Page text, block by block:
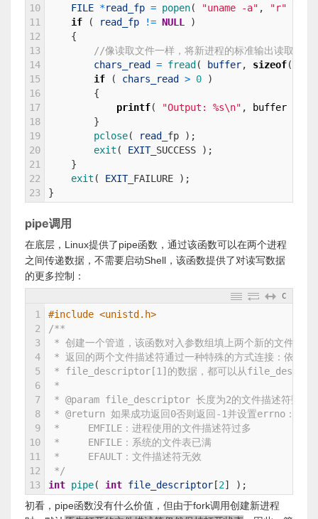
10
11
12
13
14
15
16
17
18
19
20
21
22
23
FILE *read_fp = popen( "uname -a" , "r"
if
( read_fp != NULL
)
{
//像读取文件一样，将新进程的标准输出读取到缓
chars_read
= fread ( buffer, sizeof(
if
( chars_read > 0
)
{
printf( "Output: %s\n" , buffer
}
pclose( read fp ) ;
exit ( EXIT_ SUCCESS ) ;
}
exit ( EXIT_ FAILURE ) ;
}
pipe调用
在底层，Linux提供了pipe函数，通过该函数可以在两个进程
之间传递数据，不需要启动Shell，该函数提供了对读写数据
的更多控制：
C
1
2
3
4
5
6
7
8
9
10
11
12
13
#include <unistd.h>
/**
* 创建一个管道，该函数对入参数组填上两个新的文件描述
* 返回的两个文件描述符通过一种特殊的方式连接：依据
* file_descriptor[1]的数据，都可以从
*
* @param file_descriptor 长度为2的文件描述符数组
* @return 如果成功返回0否则返回-1并设置errno：
*     EMFILE：进程使用的文件描述符过多
*     ENFILE：系统的文件表已满
*     EFAULT：文件描述符无效
*/
int pipe( int file_descriptor [2] ) ;
初看，pipe函数没有什么价值，但由于fork调用创建新进程